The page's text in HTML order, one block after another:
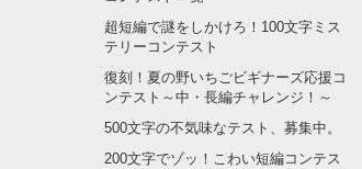
超短編で謎をしかけろ！100文字ミス
テリーコンテスト
復刻！夏の野いちごビギナーズ応援コ
ンテスト～中・長編チャレンジ！～
500文字の不気味なテスト、募集中。
200文字でゾッ！こわい短編コンテス